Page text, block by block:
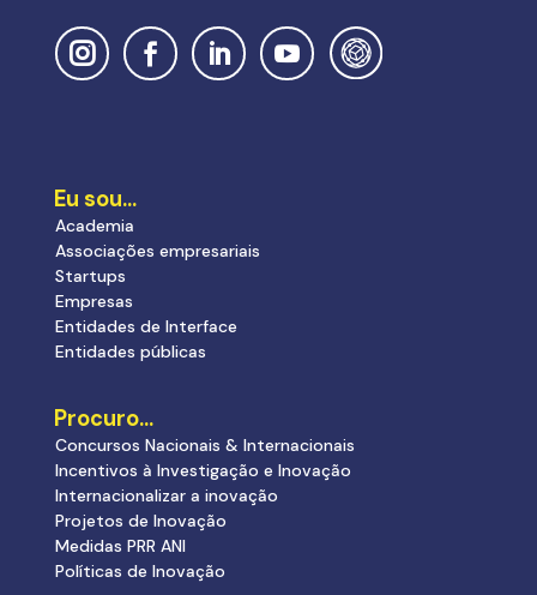
Eu sou…
Academia
Associações empresariais
Startups
Empresas
Entidades de Interface
Entidades públicas
Procuro…
Concursos Nacionais & Internacionais
Incentivos à Investigação e Inovação
Internacionalizar a inovação
Projetos de Inovação
Medidas PRR ANI
Políticas de Inovação